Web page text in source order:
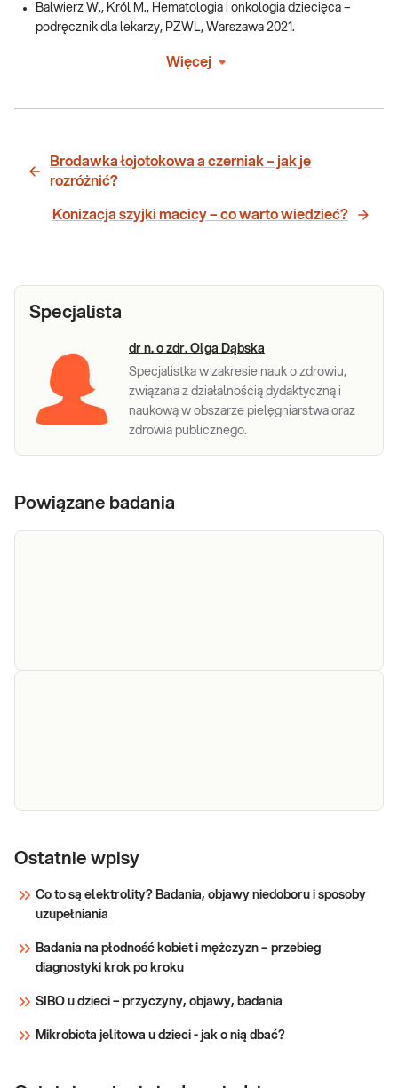
Balwierz W., Król M., Hematologia i onkologia dziecięca –
podręcznik dla lekarzy, PZWL, Warszawa 2021.
Więcej
Brodawka łojotokowa a czerniak – jak je
rozróżnić?
Konizacja szyjki macicy – co warto wiedzieć?
Specjalista
dr n. o zdr. Olga Dąbska
Specjalistka w zakresie nauk o zdrowiu,
związana z działalnością dydaktyczną i
naukową w obszarze pielęgniarstwa oraz
zdrowia publicznego.
Powiązane badania
krwi
badanie krwi oceniające liczbę i wygląd krwinek:
krwi. Pomaga w wykrywaniu infekcji, stanów
zapalnych, niedokrwistości i innych zaburzeń.
Ostatnie wpisy
Co to są elektrolity? Badania, objawy niedoboru i sposoby
uzupełniania
Badania na płodność kobiet i mężczyzn – przebieg
diagnostyki krok po kroku
SIBO u dzieci – przyczyny, objawy, badania
Mikrobiota jelitowa u dzieci - jak o nią dbać?